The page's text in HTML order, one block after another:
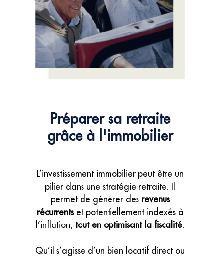
Préparer sa retraite
grâce à l'immobilier
L’investissement immobilier peut être un
pilier dans une stratégie retraite. Il
permet de générer des revenus
récurrentset potentiellement indexés à
l’inflation, tout en optimisant la fiscalité.
Qu’il s’agisse d’un bien locatif direct ou